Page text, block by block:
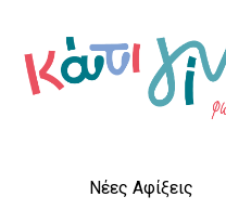
Νέες Αφίξεις